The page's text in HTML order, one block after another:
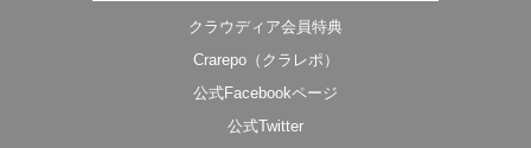
クラウディア会員特典
Crarepo（クラレポ）
公式Facebookページ
公式Twitter